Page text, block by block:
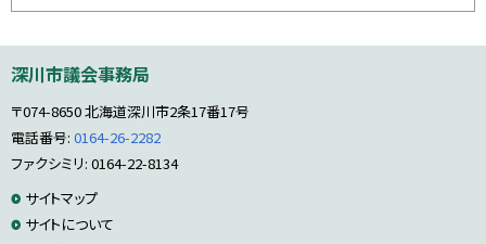
文
戻
ー
深川市議会事務局
〒074-8650北海道深川市2条17番17号
電話番号: 0164-26-2282
ファクシミリ: 0164-22-8134
サ
イ
サイトマップ
サイトについて